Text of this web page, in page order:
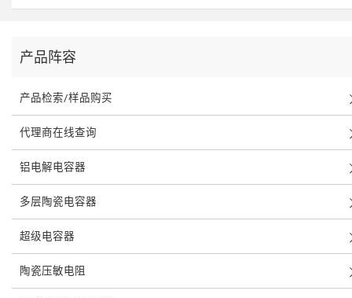
产品阵容
产品检索/样品购买
代理商在线查询
铝电解电容器
多层陶瓷电容器
超级电容器
陶瓷压敏电阻